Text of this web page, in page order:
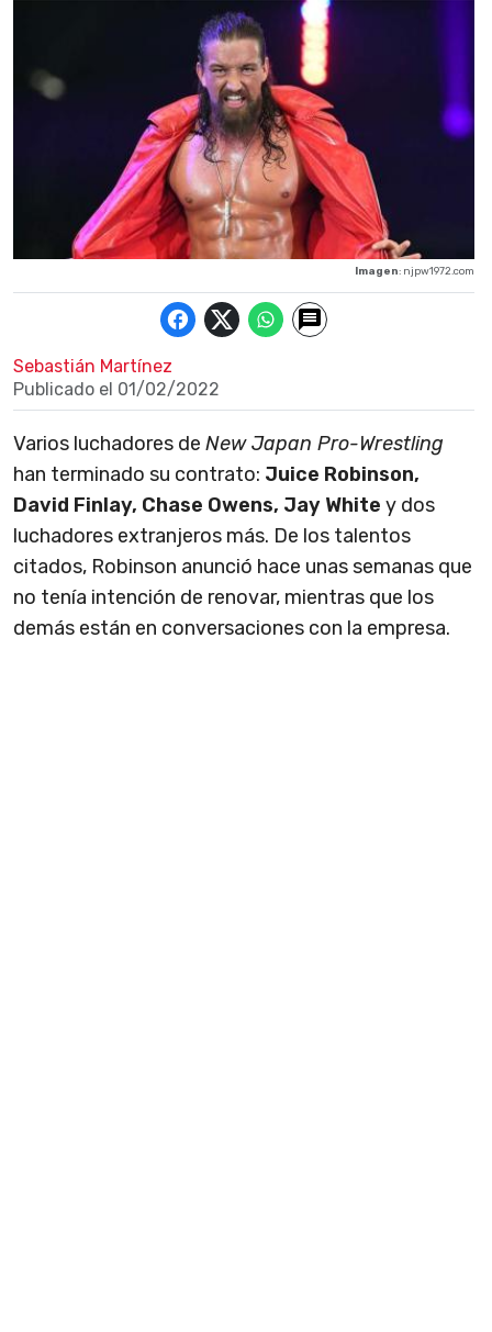
Imagen: njpw1972.com
Sebastián Martínez
Publicado el 01/02/2022
Varios luchadores de New Japan Pro-Wrestling
han terminado su contrato: Juice Robinson,
David Finlay, Chase Owens, Jay White y dos
luchadores extranjeros más. De los talentos
citados, Robinson anunció hace unas semanas que
no tenía intención de renovar, mientras que los
demás están en conversaciones con la empresa.